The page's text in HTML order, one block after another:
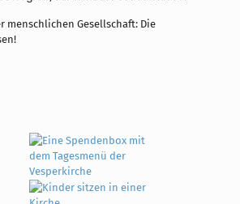
menschlichen Gesellschaft: Die